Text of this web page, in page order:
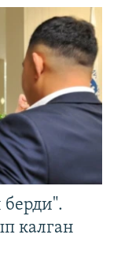
калган